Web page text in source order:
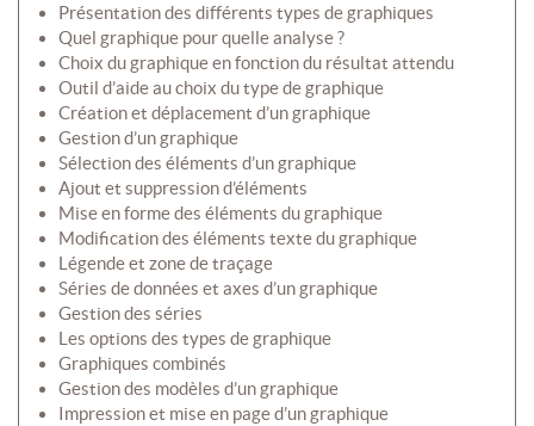
Présentation des différents types de graphiques
Quel graphique pour quelle analyse ?
Choix du graphique en fonction du résultat attendu
Outil d’aide au choix du type de graphique
Création et déplacement d’un graphique
Gestion d’un graphique
Sélection des éléments d’un graphique
Ajout et suppression d’éléments
Mise en forme des éléments du graphique
Modification des éléments texte du graphique
Légende et zone de traçage
Séries de données et axes d’un graphique
Gestion des séries
Les options des types de graphique
Graphiques combinés
Gestion des modèles d’un graphique
Impression et mise en page d’un graphique